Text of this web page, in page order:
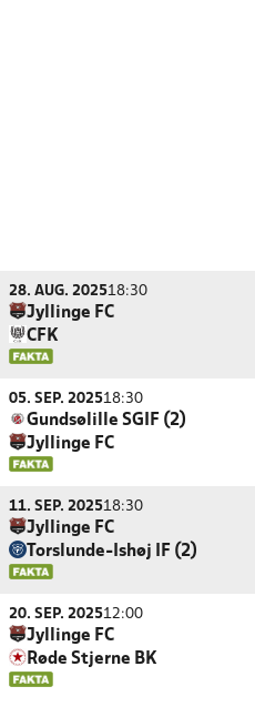
28. AUG. 202518:30
Jyllinge FC
CFK
05. SEP. 202518:30
Gundsølille SGIF (2)
Jyllinge FC
11. SEP. 202518:30
Jyllinge FC
Torslunde-Ishøj IF (2)
20. SEP. 202512:00
Jyllinge FC
Røde Stjerne BK